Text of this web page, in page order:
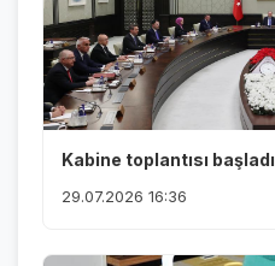
Kabine toplantısı başladı
29.07.2026 16:36